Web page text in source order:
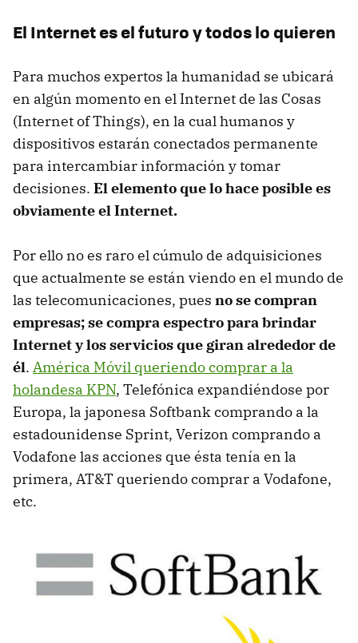
El Internet es el futuro y todos lo quieren
Para muchos expertos la humanidad se ubicará
en algún momento en el Internet de las Cosas
(Internet of Things), en la cual humanos y
dispositivos estarán conectados permanente
para intercambiar información y tomar
decisiones. El elemento que lo hace posible es
obviamente el Internet.
Por ello no es raro el cúmulo de adquisiciones
que actualmente se están viendo en el mundo de
las telecomunicaciones, pues no se compran
empresas; se compra espectro para brindar
Internet y los servicios que giran alrededor de
él. América Móvil queriendo comprar a la
holandesa KPN, Telefónica expandiéndose por
Europa, la japonesa Softbank comprando a la
estadounidense Sprint, Verizon comprando a
Vodafone las acciones que ésta tenía en la
primera, AT&T queriendo comprar a Vodafone,
etc.